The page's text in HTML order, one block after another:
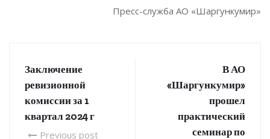
Пресс-служба АО «Шаргункумир»
Заключение
ревизионной
комиссии за 1
квартал 2024 г
Previous post
В АО
«Шаргункумир»
прошел
практический
семинар по